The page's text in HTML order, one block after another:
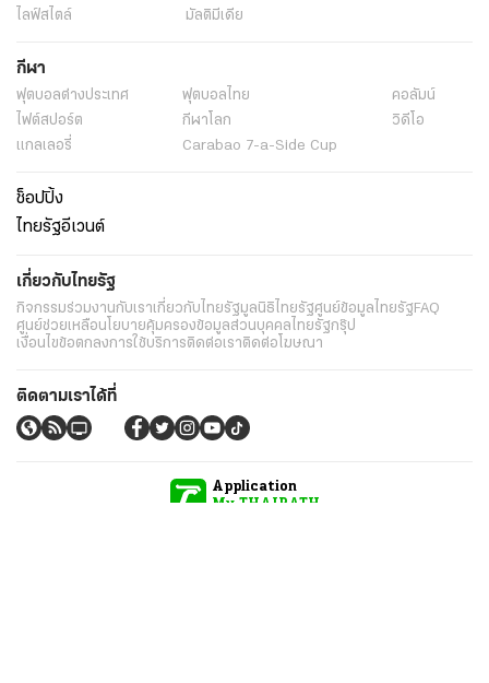
ไลฟ์สไตล์
มัลติมีเดีย
กีฬา
ฟุตบอลต่่างประเทศ ฟุตบอลไทย
คอลัมน์
ไฟต์สปอร์ต
กีฬาโลก
วิดีโอ
แกลเลอรี่
Carabao 7-a-Side Cup
ช็อปปิ้ง
ไทยรัฐอีเวนต์
เกี่ยวกับไทยรัฐ
กิจกรรมร่วมงานกับเราเกี่ยวกับไทยรัฐมูลนิธิไทยรัฐศูนย์ข้อมูลไทยรัฐFAQ
ศูนย์ช่วยเหลือนโยบายคุ้มครองข้อมูลส่วนบุคคลไทยรัฐกรุ๊ป
เงื่อนไขข้อตกลงการใช้บริการติดต่อเราติดต่อโฆษณา
ติดตามเราได้ที่
Application
My THAIRATH